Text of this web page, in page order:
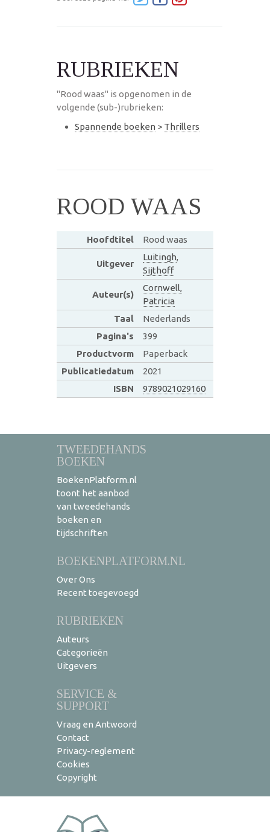
RUBRIEKEN
"Rood waas" is opgenomen in de
volgende (sub-)rubrieken:
Spannende boeken > Thrillers
ROOD WAAS
Hoofdtitel Rood waas
Uitgever
Luitingh,
Sijthoff
Auteur(s)
Cornwell,
Patricia
Taal
Nederlands
Pagina's
399
Productvorm
Paperback
Publicatiedatum
2021
ISBN
9789021029160
TWEEDEHANDS
BOEKEN
BoekenPlatform.nl
toont het aanbod
van tweedehands
boeken en
tijdschriften
BOEKENPLATFORM.NL
Over Ons
Recent toegevoegd
RUBRIEKEN
Auteurs
Categorieën
Uitgevers
SERVICE &
SUPPORT
Vraag en Antwoord
Contact
Privacy-reglement
Cookies
Copyright